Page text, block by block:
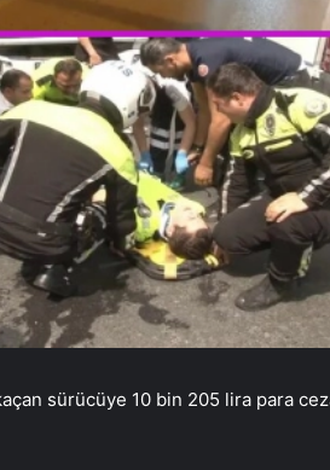
sürücüye 10 bin 205 lira para